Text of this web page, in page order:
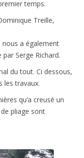
temps.
Treille,
nous a également
Serge Richard.
du tout. Ci dessous,
les travaux.
qu’a creusé un
pliage sont